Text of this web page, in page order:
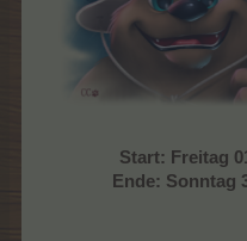
Start: Freitag
Ende: Sonntag